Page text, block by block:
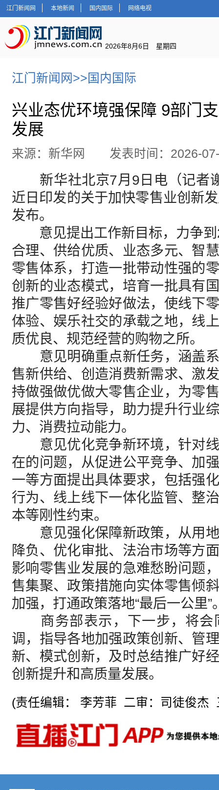
江门新闻网 本地新闻 国内国际 网络电视
2026年8月6日 星期四
江门新闻网 >> 国内国际
兴业态优环境强保障 9部门
发展
来源：新华网 发表时间：
新华社北京7月9日电（记者
近日印发的关于加快零售业创新
发布。
意见提出工作新目标，力争到
合理、供给优质、业态多元、智
零售体系，打造一批带动性强的
创新的业态模式，培育一批具有
推广零售好经验好做法，使线下
体验、娱乐社交的承载之地，线
质优良、规范经营的购物之所。
意见明确重点新任务，涵盖系
售新供给、创造消费新需求、激
持做强做优做大零售企业，为零
展提供方向指导，助力提升行业
力、消费拉动能力。
意见优化竞争新环境，针对线
在的问题，从促进公平竞争、加
一等方面提出具体要求，包括强
行为、线上线下一体化监管、整
本等刚性约束。
意见强化保障新政策，从用地
降负、优化审批、法治市场等方
影响零售业发展的急难愁盼问题
售集聚、政策措施向实体零售倾
加强，打通政策落地“最后一公里”
商务部表示，下一步，将会
调，指导各地加强政策创新、管
新、模式创新，及时总结推广好
创新提升和高质量发展。
(责任编辑： 李芳菲 二审：司徒俊杰